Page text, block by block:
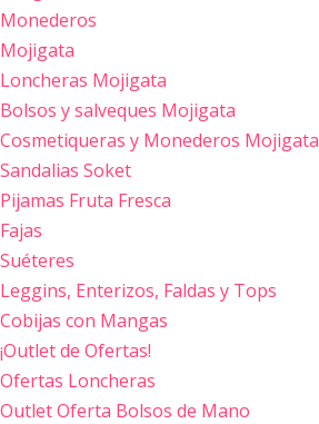
Monederos
Mojigata
Loncheras Mojigata
Bolsos y salveques Mojigata
Cosmetiqueras y Monederos Mojigata
Sandalias Soket
Pijamas Fruta Fresca
Fajas
Suéteres
Leggins, Enterizos, Faldas y Tops
Cobijas con Mangas
¡Outlet de Ofertas!
Ofertas Loncheras
Outlet Oferta Bolsos de Mano